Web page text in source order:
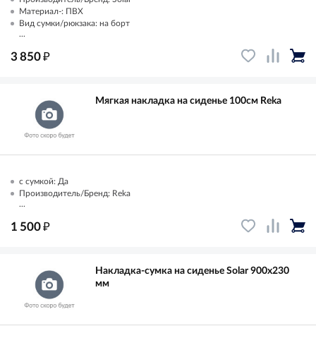
Материал-: ПВХ
Вид сумки/рюкзака: на борт
...
3 850₽
Мягкая накладка на сиденье 100см Reka
с сумкой: Да
Производитель/Бренд: Reka
...
1 500₽
Накладка-сумка на сиденье Solar 900х230
мм